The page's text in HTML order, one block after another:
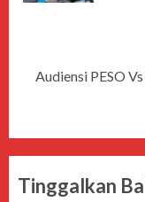
Audiensi PESO
Tinggalkan